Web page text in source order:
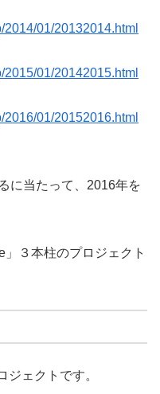
01/20132014.html
01/20142015.html
01/20152016.html
に当たって、2016年を
」３本柱のプロジェクト
ジェクトです。